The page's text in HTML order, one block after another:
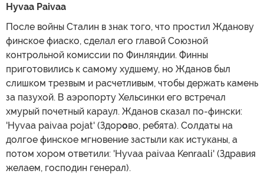
Hyvаа Pаivаа
После войны Сталин в знак того, что простил Жданову
финское фиаско, сделал его главой Союзной
контрольной комиссии по Финляндии. Финны
приготовились к самому худшему, но Жданов был
слишком трезвым и расчетливым, чтобы держать камень
за пазухой. В аэропорту Хельсинки его встречал
хмурый почетный караул. Жданов сказал по-фински:
'Hyvаа pаivаа pojat' (Здорово, ребята). Солдаты на
долгое финское мгновение застыли как истуканы, а
потом хором ответили: 'Hyvаа pаivаа Kenraali' (Здравия
желаем, господин генерал).